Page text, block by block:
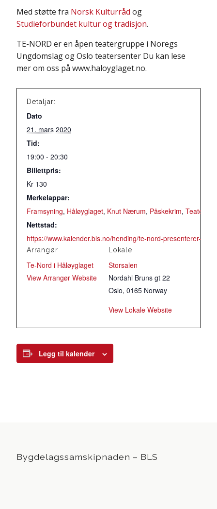
Med støtte fra Norsk Kulturråd og
Studieforbundet kultur og tradisjon.
TE-NORD er en åpen teatergruppe i Noregs
Ungdomslag og Oslo teatersenter Du kan lese
mer om oss på www.haloyglaget.no.
Detaljar:
Dato
21. mars 2020
Tid:
19:00 - 20:30
Billettpris:
Kr 130
Merkelappar:
Framsyning, Håløyglaget, Knut Nærum, Påskekrim, Teater
Nettstad:
https://www.kalender.bls.no/hending/te-nord-presenterer-is-
Lokale
Storsalen
Nordahl Bruns gt 22
Oslo, 0165 Norway
View Lokale Website
Arrangør
Te-Nord i Håløyglaget
View Arrangør Website
Legg til kalender
Bygdelagssamskipnaden – BLS